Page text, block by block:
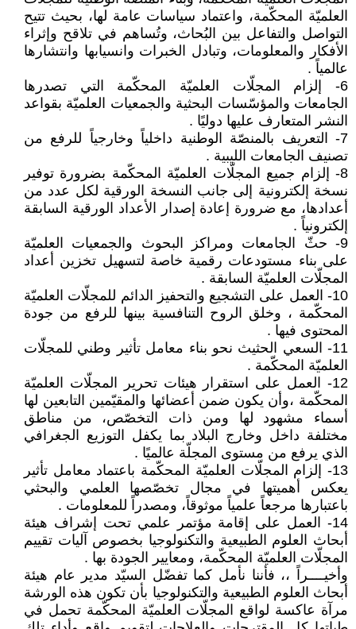
العلميّة المحكّمة، واعتماد سياسات عامة لها، بحيث تتيح
التواصل والتفاعل بين البُحاث، وتُساهم في تلاقح وإثراء
الأفكار والمعلومات، وتبادل الخبرات وانسيابها وانتشارها
عالمياً .
6- إلزام المجلّات العلميّة المحكّمة التي تصدرها
الجامعات والمؤسّسات البحثية والجمعيات العلميّة بقواعد
النشر المتعارف عليها دوليًا .
7- التعريف بالمنصّة الوطنية داخلياً وخارجياً للرفع من
تصنيف الجامعات الليبية .
8- إلزام جميع المجلّات العلميّة المحكّمة بضرورة توفير
نسخة إلكترونية إلى جانب النسخة الورقية لكل عدد من
أعدادها، مع ضرورة إعادة إصدار الأعداد الورقية السابقة
إلكترونياً .
9- حثّ الجامعات ومراكز البحوث والجمعيات العلميّة
على بناء مستودعات رقمية خاصة لتسهيل تخزين أعداد
المجلّات العلميّة السابقة .
10- العمل على التشجيع والتحفيز الدائم للمجلّات العلميّة
المحكّمة ، وخلق الروح التنافسية بينها للرفع من جودة
المحتوى فيها .
11- السعي الحثيث نحو بناء معامل تأثير وطني للمجلّات
العلميّة المحكّمة .
12- العمل على استقرار هيئات تحرير المجلّات العلميّة
المحكّمة ،وأن يكون ضمن أعضائها والمقيّمين التابعين لها
أسماء مشهود لها ومن ذات التخصّص، من مناطق
مختلفة داخل وخارج البلاد بما يكفل التوزيع الجغرافي
الذي يرفع من مستوى المجلّة عالميًا .
13- إلزام المجلّات العلميّة المحكّمة باعتماد معامل تأثير
يعكس أهميتها في مجال تخصّصها العلمي والبحثي
باعتبارها مرجعاً علمياً موثوقاً، ومصدراً للمعلومات .
14- العمل على إقامة مؤتمر علمي تحت إشراف هيئة
أبحاث العلوم الطبيعية والتكنولوجيا بخصوص آليات تقييم
المجلّات العلميّة المحكّمة، ومعايير الجودة بها .
وأخيــــراً ،، فأننا نأمل كما تفضّل السيّد مدير عام هيئة
أبحاث العلوم الطبيعية والتكنولوجيا بأن تكون هذه الورشة
مرآة عاكسة لواقع المجلّات العلميّة المحكّمة تحمل في